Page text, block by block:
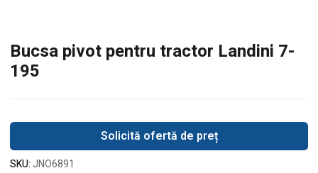
Bucsa pivot pentru tractor Landini 7-
195
Solicită ofertă de preț
SKU:JNO6891